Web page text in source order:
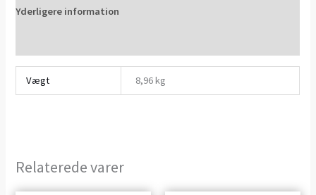
Yderligere information
Vægt 8,96 kg
Relaterede varer